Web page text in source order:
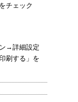
チェック
→詳細設定
刷する」を